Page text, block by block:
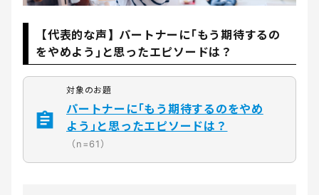
【代表的な声】パートナーに｢もう期待するの
をやめよう｣と思ったエピソードは？
対象のお題
パートナーに｢もう期待するのをやめ
よう｣と思ったエピソードは？
（n=61）